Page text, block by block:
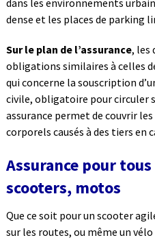
dans les environnements
dense et les places de parking
Sur le plan de l’assurance, les
obligations similaires à celles
qui concerne la souscription
civile, obligatoire pour circuler
assurance permet de couvrir
corporels causés à des tiers en
Assurance pour tous
scooters, motos
Que ce soit pour un scooter
sur les routes, ou même un